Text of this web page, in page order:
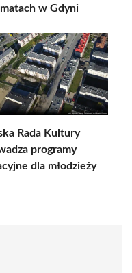
w Gdyni
Rada Kultury
programy
dla młodzieży